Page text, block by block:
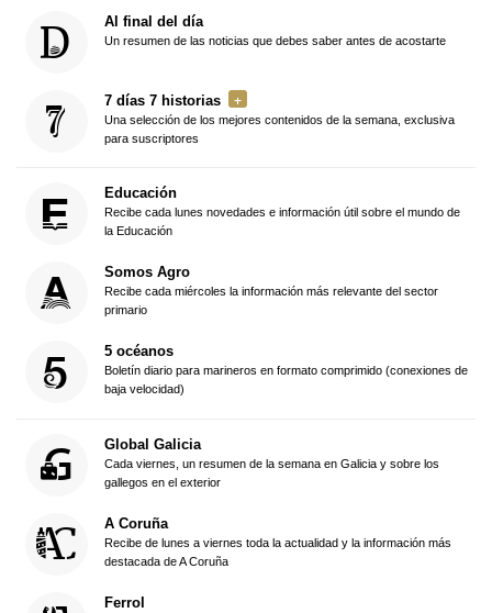
Al final del día
Un resumen de las noticias que debes saber antes de acostarte
7 días 7 historias
Una selección de los mejores contenidos de la semana, exclusiva
para suscriptores
Educación
Recibe cada lunes novedades e información útil sobre el mundo de
la Educación
Somos Agro
Recibe cada miércoles la información más relevante del sector
primario
5 océanos
Boletín diario para marineros en formato comprimido (conexiones de
baja velocidad)
Global Galicia
Cada viernes, un resumen de la semana en Galicia y sobre los
gallegos en el exterior
A Coruña
Recibe de lunes a viernes toda la actualidad y la información más
destacada de A Coruña
Ferrol